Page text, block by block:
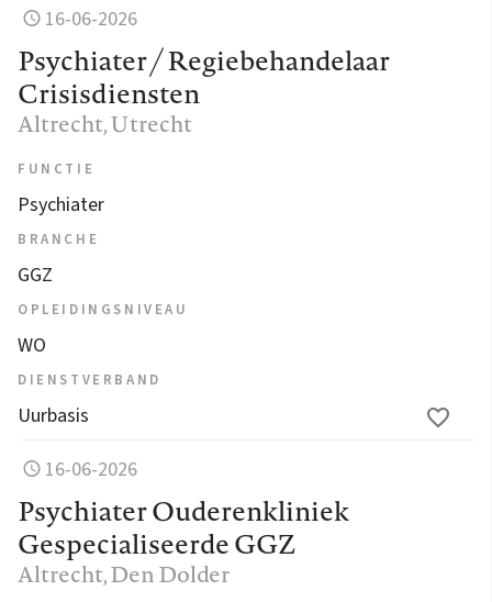
16-06-2026
Psychiater / Regiebehandelaar
Crisisdiensten
Altrecht, Utrecht
FUNCTIE
Psychiater
BRANCHE
GGZ
OPLEIDINGSNIVEAU
WO
DIENSTVERBAND
Uurbasis
16-06-2026
Psychiater Ouderenkliniek
Gespecialiseerde GGZ
Altrecht, Den Dolder